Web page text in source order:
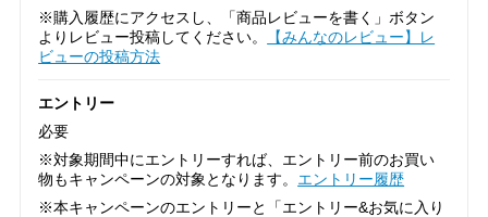
※購入履歴にアクセスし、「商品レビューを書く」ボタン
よりレビュー投稿してください。
【みんなのレビュー】レ
ビューの投稿方法
エントリー
必要
※対象期間中にエントリーすれば、エントリー前のお買い
物もキャンペーンの対象となります。 エントリー履歴
※本キャンペーンのエントリーと「エントリー&お気に入り